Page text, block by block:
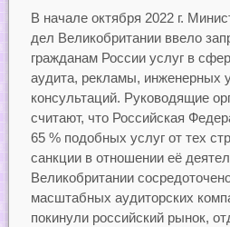
В начале октября 2022 г.
дел Великобритании ввело
гражданам России услуг в
аудита, рекламы, инженерных
консультаций. Руководящие
считают, что Российская
65 % подобных услуг от тех
санкции в отношении её
Великобритании
масштабных аудиторских
покинули российский рынок,